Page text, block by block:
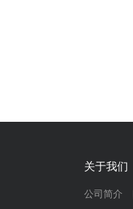
关于我们
公司简介